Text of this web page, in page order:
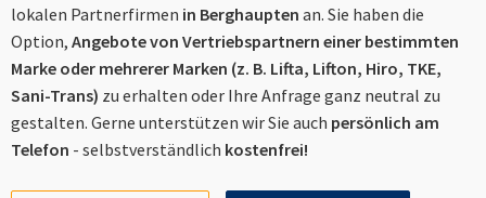
lokalen Partnerfirmen in Berghaupten an. Sie haben die
Option, Angebote von Vertriebspartnern einer bestimmten
Marke oder mehrerer Marken (z. B. Lifta, Lifton, Hiro, TKE,
Sani-Trans) zu erhalten oder Ihre Anfrage ganz neutral zu
gestalten. Gerne unterstützen wir Sie auch persönlich am
Telefon - selbstverständlich kostenfrei!